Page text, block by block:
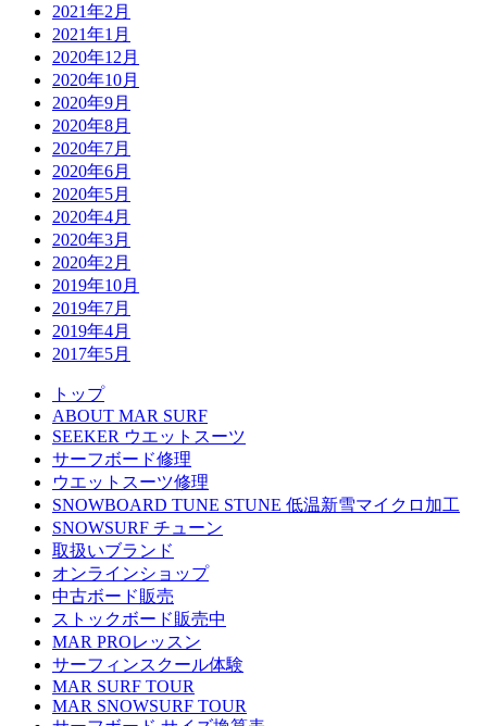
2021年2月
2021年1月
2020年12月
2020年10月
2020年9月
2020年8月
2020年7月
2020年6月
2020年5月
2020年4月
2020年3月
2020年2月
2019年10月
2019年7月
2019年4月
2017年5月
トップ
ABOUT MAR SURF
SEEKER ウエットスーツ
サーフボード修理
ウエットスーツ修理
SNOWBOARD TUNE STUNE 低温新雪マイクロ加工
SNOWSURF チューン
取扱いブランド
オンラインショップ
中古ボード販売
ストックボード販売中
MAR PROレッスン
サーフィンスクール体験
MAR SURF TOUR
MAR SNOWSURF TOUR